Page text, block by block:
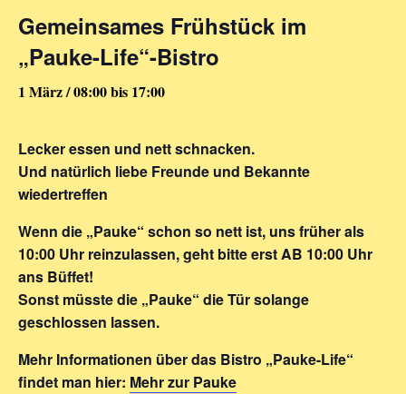
Gemeinsames Frühstück im
„Pauke-Life“-Bistro
1 März / 08:00bis 17:00
Lecker essen und nett schnacken.
Und natürlich liebe Freunde und Bekannte
wiedertreffen
Wenn die „Pauke“ schon so nett ist, uns früher als
10:00 Uhr reinzulassen, geht bitte erst AB 10:00 Uhr
ans Büffet!
Sonst müsste die „Pauke“ die Tür solange
geschlossen lassen.
Mehr Informationen über das Bistro „Pauke-Life“
findet man hier: Mehr zur Pauke